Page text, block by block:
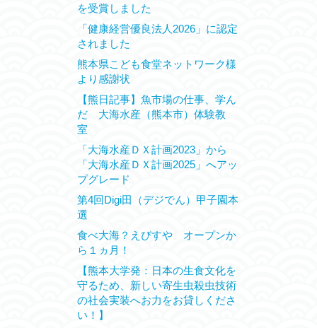
を受賞しました
「健康経営優良法人2026」に認定
されました
熊本県こども食堂ネットワーク様
より感謝状
【熊日記事】魚市場の仕事、学ん
だ 大海水産（熊本市）体験教
室
「大海水産ＤＸ計画2023」から
「大海水産ＤＸ計画2025」へアッ
プグレード
第4回Digi田（デジでん）甲子園本
選
食べ大海？えびすや オープンか
ら１ヵ月！
【熊本大学発：日本の生食文化を
守るため、新しい寄生虫殺虫技術
の社会実装へお力をお貸しくださ
い！】